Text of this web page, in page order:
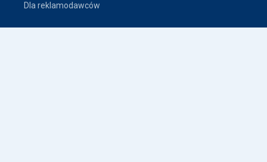
Dla reklamodawców